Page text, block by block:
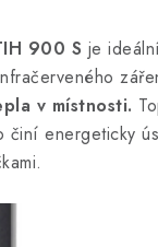
900 S je
v místnosti.
činí energeticky